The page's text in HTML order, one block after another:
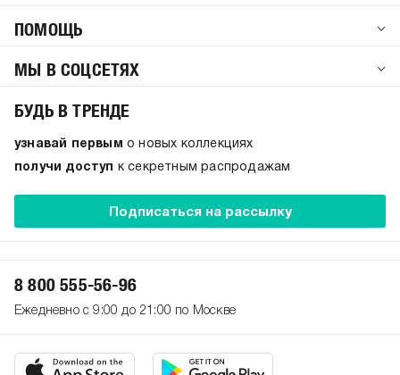
ПОМОЩЬ
МЫ В СОЦСЕТЯХ
БУДЬ В ТРЕНДЕ
узнавай первым о новых коллекциях
получи доступ
к секретным распродажам
Подписаться на рассылку
8 800 555-56-96
Ежедневно с 9:00 до 21:00 по Москве